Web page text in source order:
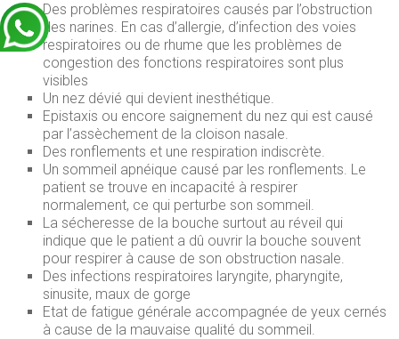
Des problèmes respiratoires causés par l’obstruction
des narines. En cas d’allergie, d’infection des voies
respiratoires ou de rhume que les problèmes de
congestion des fonctions respiratoires sont plus
visibles
Un nez dévié qui devient inesthétique.
Epistaxis ou encore saignement du nez qui est causé
par l’assèchement de la cloison nasale.
Des ronflements et une respiration indiscrète.
Un sommeil apnéique causé par les ronflements. Le
patient se trouve en incapacité à respirer
normalement, ce qui perturbe son sommeil.
La sécheresse de la bouche surtout au réveil qui
indique que le patient a dû ouvrir la bouche souvent
pour respirer à cause de son obstruction nasale.
Des infections respiratoires laryngite, pharyngite,
sinusite, maux de gorge
Etat de fatigue générale accompagnée de yeux cernés
à cause de la mauvaise qualité du sommeil.